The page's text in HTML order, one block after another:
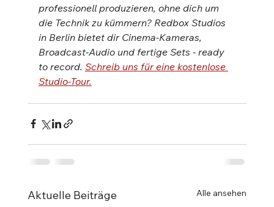
professionell produzieren, ohne dich um
die Technik zu kümmern? Redbox Studios
in Berlin bietet dir Cinema-Kameras,
Broadcast-Audio und fertige Sets - ready
to record. Schreib uns für eine kostenlose
Studio-Tour.
Aktuelle Beiträge Alle ansehen